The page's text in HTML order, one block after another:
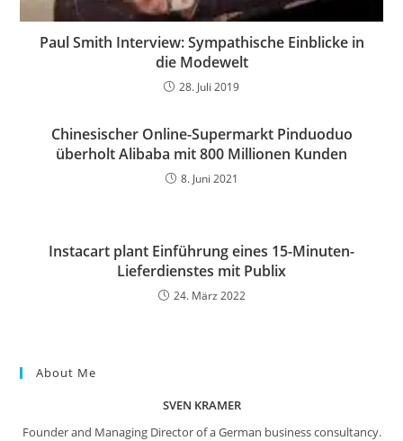
Paul Smith Interview: Sympathische Einblicke in
die Modewelt
28. Juli 2019
Chinesischer Online-Supermarkt Pinduoduo
überholt Alibaba mit 800 Millionen Kunden
8. Juni 2021
Instacart plant Einführung eines 15-Minuten-
Lieferdienstes mit Publix
24. März 2022
About Me
SVEN KRAMER
Founder and Managing Director of a German business consultancy.